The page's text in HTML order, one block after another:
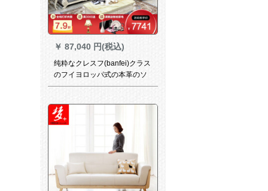
￥ 87,040 円(税込)
纯粋なクレスフ(banfei)クラス
のフイヨロッパ式の本革のソ
ファは豪华なアメリカ式の客
フレン式の无垢な材のソウフ
です。